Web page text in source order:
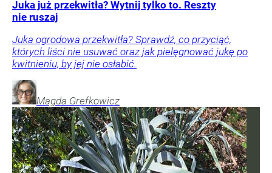
Juka już przekwitła? Wytnij tylko to. Reszty
nie ruszaj
Juka ogrodowa przekwitła? Sprawdź, co przyciąć,
których liści nie usuwać oraz jak pielęgnować jukę po
kwitnieniu, by jej nie osłabić.
Magda Grefkowicz